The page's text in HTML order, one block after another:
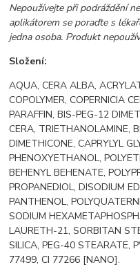
Nepoužívejte při podráždění
aplikátorem se poraďte s
jedna osoba. Produkt
Složení:
AQUA, CERA ALBA,
COPOLYMER, COPERNICIA
PARAFFIN, BIS-PEG-12
CERA, TRIETHANOLAMINE,
DIMETHICONE, CAPRYLYL
PHENOXYETHANOL,
BEHENYL BEHENATE,
PROPANEDIOL, DISODIUM
PANTHENOL,
SODIUM
LAURETH-21, SORBITAN
SILICA, PEG-40 STEARATE,
77499, CI 77266 [NANO].